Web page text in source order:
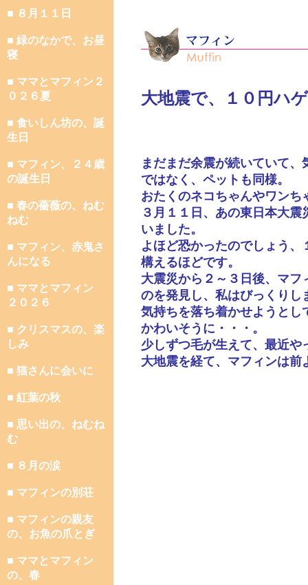
■ ８月１１日
■ 緑のなかで、お昼
寝
■ ママとマフィン２
０２６夏
■ 食いしん坊の、誕
生日
■ マフィン、２４歳
の誕生日
■ 春の薔薇の、ねむ
ねむ
■ マフィン、赤鬼さ
んになる
■ ママとマフィン
２０２６
■ クリスマスの、楽
しみ
■ 猫さんに会いに
■ 紅葉の秋
■ 思い出の、ねむね
む
■ ８月の涙
■ マフィンの別荘
■ マフィンの親友
の、お魚の爪とぎ
■ ママとマフィン
の、春
大地震で、１０円ハゲ
まだまだ余震が続いていて
ではなく、ペットも同様。
おたくのネコちゃんやワン
３月１１日、あの東日本大
いました。
よほど恐かったのでしょう
構えるほどです。
大震災から２～３日後、マ
のを発見し、私はびっくりし
気持ちを落ち着かせようとし
かわいそうに・・・。
少しずつ毛が生えて、最近や
大地震を経て、マフィンは